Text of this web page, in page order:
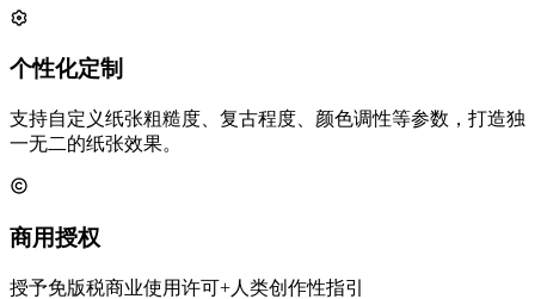
个性化定制
支持自定义纸张粗糙度、复古程度、颜色调性等参数，打造独
一无二的纸张效果。
商用授权
授予免版税商业使用许可+人类创作性指引